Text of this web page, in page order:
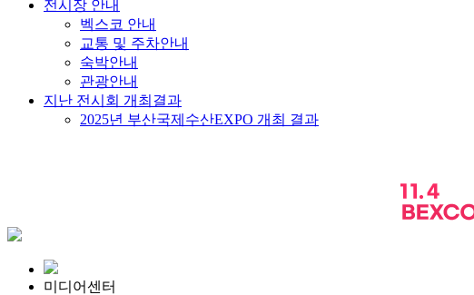
전시장 안내
벡스코 안내
교통 및 주차안내
숙박안내
관광안내
지난 전시회 개최결과
2025년 부산국제수산EXPO 개최 결과
미디어센터